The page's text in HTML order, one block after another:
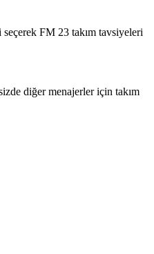
FM 23 takım tavsiyeleri
diğer menajerler için takım